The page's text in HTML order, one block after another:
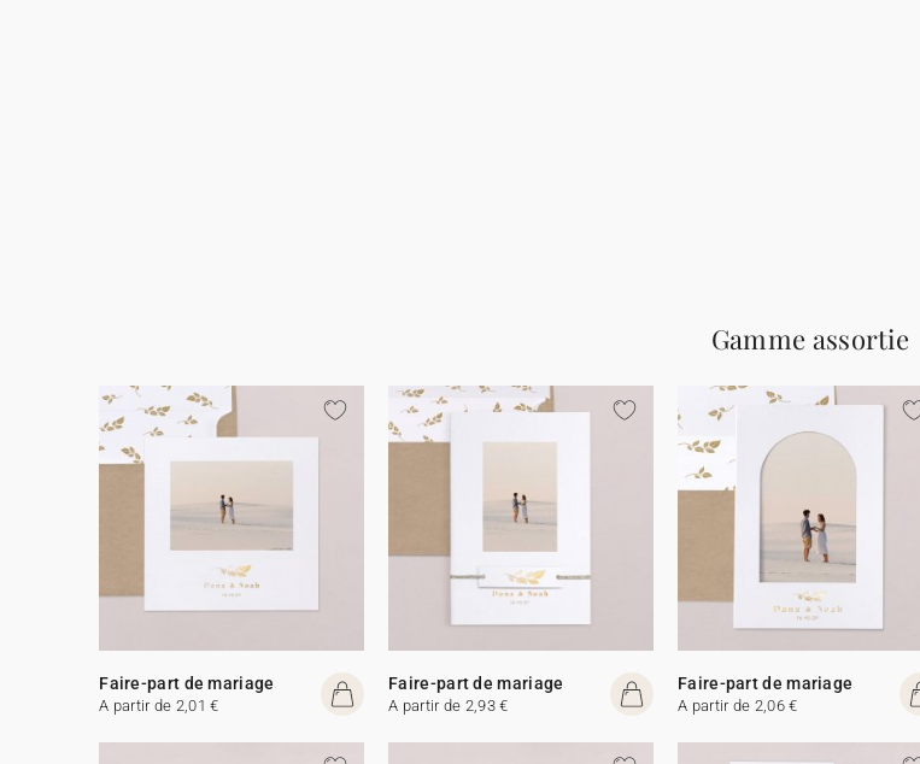
Gamme assortie
Faire-part de mariage
A partir de 2,01 €
Faire-part de mariage
A partir de 2,93 €
Faire-part de mariage
A partir de 2,06 €